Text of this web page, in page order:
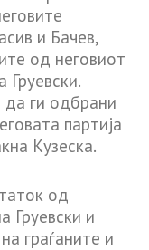
и Бачев,
од неговиот
ги одбрани
партија
Кузеска.
од
Груевски и
граѓаните и